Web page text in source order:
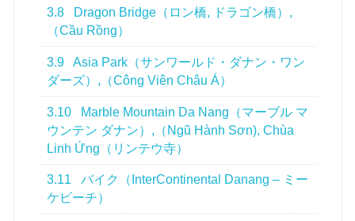
3.8
Dragon Bridge（ロン橋, ドラゴン橋）,
（Cầu Rồng）
3.9
Asia Park（サンワールド・ダナン・ワン
ダーズ）,（Công Viên Châu Á）
3.10
Marble Mountain Da Nang（マーブル マ
ウンテン ダナン）,（Ngũ Hành Sơn), Chùa
Linh Ứng（リンテウ寺）
3.11
バイク（InterContinental Danang – ミー
ケビーチ）